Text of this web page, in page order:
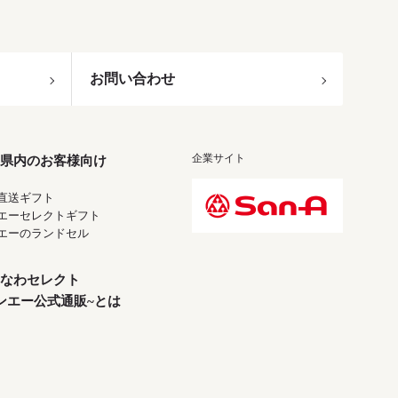
お問い合わせ
内のお客様向け
送ギフト
ーセレクトギフト
ーのランドセル
わセレクト
エー公式通販~とは
企業サイト